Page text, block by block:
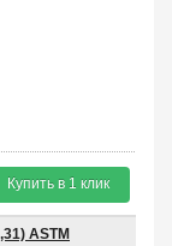
Купить в 1 клик
ASTM